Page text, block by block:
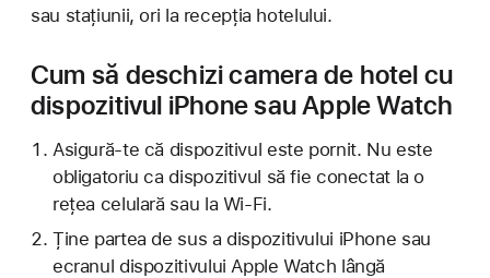
sau stațiunii, ori la recepția hotelului.
Cum să deschizi camera de hotel cu
dispozitivul iPhone sau Apple Watch
Asigură-te că dispozitivul este pornit. Nu este
obligatoriu ca dispozitivul să fie conectat la o
rețea celulară sau la Wi-Fi.
Ține partea de sus a dispozitivului iPhone sau
ecranul dispozitivului Apple Watch lângă